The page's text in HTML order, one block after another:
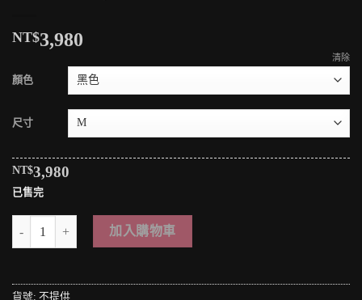
NT$3,980
顏色
尺寸
清除
NT$3,980
已售完
＊MINI PUNK LOLO＊日本龐克視覺-異次元空間の暗黑異能者連帽
加入購物車
貨號: 不提供